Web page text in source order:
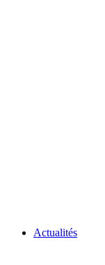
Actualités